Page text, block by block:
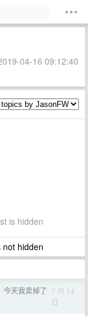
04-16 09:12:40
is hidden
hidden
今天我卖掉了 7 月 14
日